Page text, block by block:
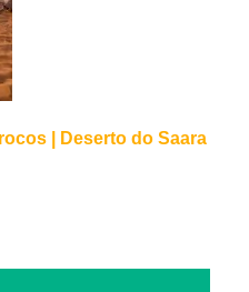
| Deserto do Saara